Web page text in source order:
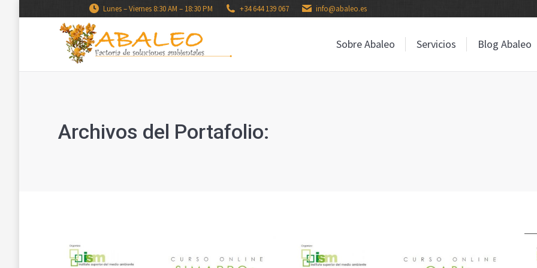
Lunes – Viernes 8:30 AM – 18:30 PM +34 644 139 067 info@abaleo.es
Sobre Abaleo Servicios Blog Abaleo
Archivos del Portafolio: